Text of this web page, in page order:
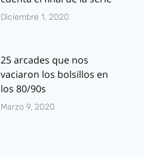
Diciembre 1, 2020
25 arcades que nos
vaciaron los bolsillos en
los 80/90s
Marzo 9, 2020